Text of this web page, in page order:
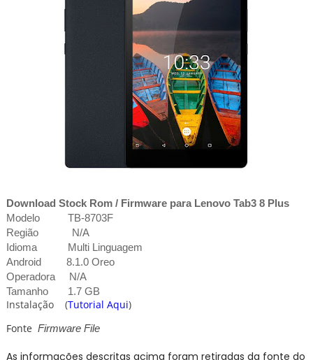
Download Stock Rom / Firmware para Lenovo Tab3 8 Plus
Modelo TB-8703F
Região N/A
Idioma Multi Linguagem
Android 8.1.0 Oreo
Operadora N/A
Tamanho 1.7 GB
Instalação (Tutorial Aqui)
Fonte Firmware File
As informações descritas acima foram retiradas da fonte do